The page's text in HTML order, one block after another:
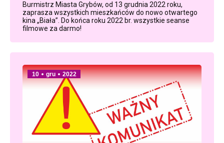
Burmistrz Miasta Grybów, od 13 grudnia 2022 roku,
zaprasza wszystkich mieszkańców do nowo otwartego
kina „Biała”. Do końca roku 2022 br. wszystkie seanse
filmowe za darmo!
gru
10 2022